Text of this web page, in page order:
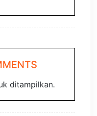
ditampilkan.